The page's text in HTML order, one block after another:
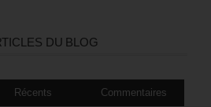
DU BLOG
Récents Commentaires